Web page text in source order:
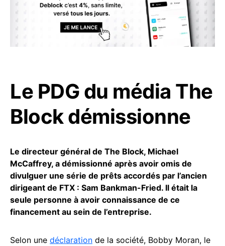
Le PDG du média The
Block démissionne
Le directeur général de The Block, Michael
McCaffrey, a démissionné après avoir omis de
divulguer une série de prêts accordés par l’ancien
dirigeant de FTX : Sam Bankman-Fried. Il était la
seule personne à avoir connaissance de ce
financement au sein de l’entreprise.
Selon une déclaration de la société, Bobby Moran, le